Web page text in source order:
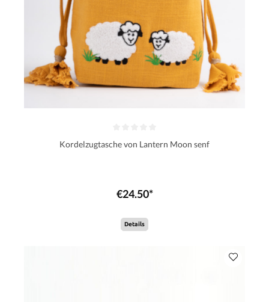
Kordelzugtasche von Lantern Moon senf
€24.50*
Details